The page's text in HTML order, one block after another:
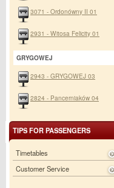
3071 - Ordonówny II 01
2931 - Witosa Felicity 01
GRYGOWEJ
2943 - GRYGOWEJ 03
2824 - Pancerniaków 04
TIPS FOR PASSENGERS
Timetables
Customer Service